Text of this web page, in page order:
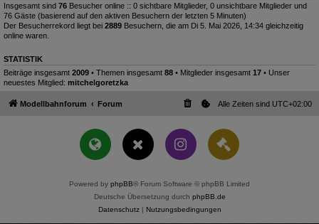
Insgesamt sind 76 Besucher online :: 0 sichtbare Mitglieder, 0 unsichtbare Mitglieder und
76 Gäste (basierend auf den aktiven Besuchern der letzten 5 Minuten)
Der Besucherrekord liegt bei 2889 Besuchern, die am Di 5. Mai 2026, 14:34 gleichzeitig
online waren.
STATISTIK
Beiträge insgesamt 2009 • Themen insgesamt 88 • Mitglieder insgesamt 17 • Unser
neuestes Mitglied: mitchelgoretzka
Modellbahnforum Forum Alle Zeiten sind UTC+02:00
Powered by phpBB® Forum Software © phpBB Limited
Deutsche Übersetzung durch phpBB.de
Datenschutz| Nutzungsbedingungen